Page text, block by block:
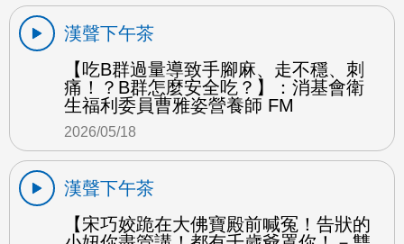
漢聲下午茶
【吃B群過量導致手腳麻、走不穩、刺
痛！？B群怎麼安全吃？】：消基會衛
生福利委員曹雅姿營養師 FM
2026/05/18
漢聲下午茶
【宋巧姣跪在大佛寶殿前喊冤！告狀的